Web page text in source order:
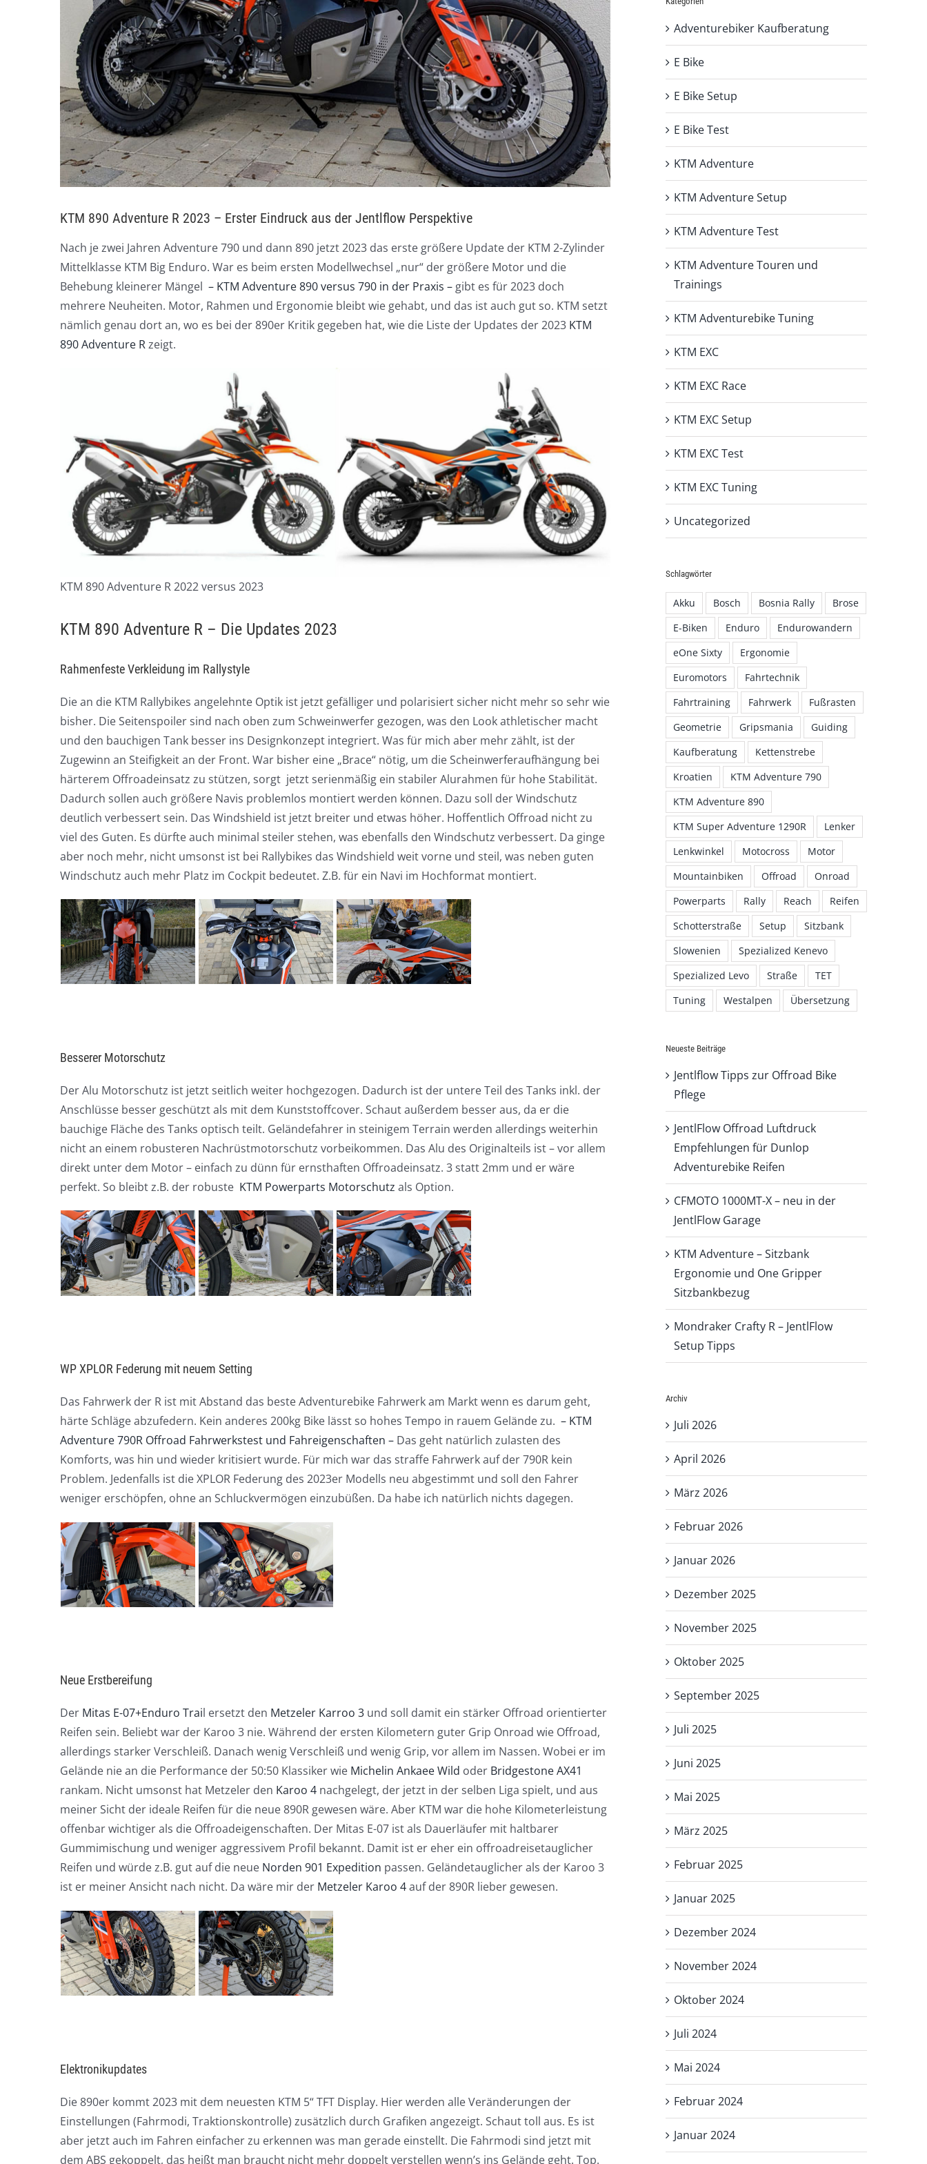
KTM 890 Adventure R 2023 – Erster Eindruck aus der Jentlflow Perspektive
Nach je zwei Jahren Adventure 790 und dann 890 jetzt 2023 das erste größere Update der KTM 2-Zylinder
Mittelklasse KTM Big Enduro. War es beim ersten Modellwechsel „nur“ der größere Motor und die
Behebung kleinerer Mängel – KTM Adventure 890 versus 790 in der Praxis – gibt es für 2023 doch
mehrere Neuheiten. Motor, Rahmen und Ergonomie bleibt wie gehabt, und das ist auch gut so. KTM setzt
nämlich genau dort an, wo es bei der 890er Kritik gegeben hat, wie die Liste der Updates der 2023 KTM
890 Adventure Rzeigt.
KTM 890 Adventure R 2022 versus 2023
KTM 890 Adventure R – Die Updates 2023
Rahmenfeste Verkleidung im Rallystyle
Die an die KTM Rallybikes angelehnte Optik ist jetzt gefälliger und polarisiert sicher nicht mehr so sehr wie
bisher. Die Seitenspoiler sind nach oben zum Schweinwerfer gezogen, was den Look athletischer macht
und den bauchigen Tank besser ins Designkonzept integriert. Was für mich aber mehr zählt, ist der
Zugewinn an Steifigkeit an der Front. War bisher eine „Brace“ nötig, um die Scheinwerferaufhängung bei
härterem Offroadeinsatz zu stützen, sorgt jetzt serienmäßig ein stabiler Alurahmen für hohe Stabilität.
Dadurch sollen auch größere Navis problemlos montiert werden können. Dazu soll der Windschutz
deutlich verbessert sein. Das Windshield ist jetzt breiter und etwas höher. Hoffentlich Offroad nicht zu
viel des Guten. Es dürfte auch minimal steiler stehen, was ebenfalls den Windschutz verbessert. Da ginge
aber noch mehr, nicht umsonst ist bei Rallybikes das Windshield weit vorne und steil, was neben guten
Windschutz auch mehr Platz im Cockpit bedeutet. Z.B. für ein Navi im Hochformat montiert.
Besserer Motorschutz
Der Alu Motorschutz ist jetzt seitlich weiter hochgezogen. Dadurch ist der untere Teil des Tanks inkl. der
Anschlüsse besser geschützt als mit dem Kunststoffcover. Schaut außerdem besser aus, da er die
bauchige Fläche des Tanks optisch teilt. Geländefahrer in steinigem Terrain werden allerdings weiterhin
nicht an einem robusteren Nachrüstmotorschutz vorbeikommen. Das Alu des Originalteils ist – vor allem
direkt unter dem Motor – einfach zu dünn für ernsthaften Offroadeinsatz. 3 statt 2mm und er wäre
perfekt. So bleibt z.B. der robuste KTM Powerparts Motorschutz als Option.
WP XPLOR Federung mit neuem Setting
Das Fahrwerk der R ist mit Abstand das beste Adventurebike Fahrwerk am Markt wenn es darum geht,
härte Schläge abzufedern. Kein anderes 200kg Bike lässt so hohes Tempo in rauem Gelände zu. – KTM
Adventure 790R Offroad Fahrwerkstest und Fahreigenschaften – Das geht natürlich zulasten des
Komforts, was hin und wieder kritisiert wurde. Für mich war das straffe Fahrwerk auf der 790R kein
Problem. Jedenfalls ist die XPLOR Federung des 2023er Modells neu abgestimmt und soll den Fahrer
weniger erschöpfen, ohne an Schluckvermögen einzubüßen. Da habe ich natürlich nichts dagegen.
Neue Erstbereifung
Der Mitas E-07+Enduro Trail ersetzt den Metzeler Karroo 3 und soll damit ein stärker Offroad orientierter
Reifen sein. Beliebt war der Karoo 3 nie. Während der ersten Kilometern guter Grip Onroad wie Offroad,
allerdings starker Verschleiß. Danach wenig Verschleiß und wenig Grip, vor allem im Nassen. Wobei er im
Gelände nie an die Performance der 50:50 Klassiker wie Michelin Ankaee Wild oder Bridgestone AX41
rankam. Nicht umsonst hat Metzeler den Karoo 4 nachgelegt, der jetzt in der selben Liga spielt, und aus
meiner Sicht der ideale Reifen für die neue 890R gewesen wäre. Aber KTM war die hohe Kilometerleistung
offenbar wichtiger als die Offroadeigenschaften. Der Mitas E-07 ist als Dauerläufer mit haltbarer
Gummimischung und weniger aggressivem Profil bekannt. Damit ist er eher ein offroadreisetauglicher
Reifen und würde z.B. gut auf die neue Norden 901 Expedition passen. Geländetauglicher als der Karoo 3
ist er meiner Ansicht nach nicht. Da wäre mir der Metzeler Karoo 4auf der 890R lieber gewesen.
Elektronikupdates
Die 890er kommt 2023 mit dem neuesten KTM 5“ TFT Display. Hier werden alle Veränderungen der
Einstellungen (Fahrmodi, Traktionskontrolle) zusätzlich durch Grafiken angezeigt. Schaut toll aus. Es ist
aber jetzt auch im Fahren einfacher zu erkennen was man gerade einstellt. Die Fahrmodi sind jetzt mit
dem ABS gekoppelt, das heißt man braucht nicht mehr doppelt verstellen wenn’s ins Gelände geht. Top.
Adventurebiker Kaufberatung
E Bike
E Bike Setup
E Bike Test
KTM Adventure
KTM Adventure Setup
KTM Adventure Test
KTM Adventure Touren und
Trainings
KTM Adventurebike Tuning
KTM EXC
KTM EXC Race
KTM EXC Setup
KTM EXC Test
KTM EXC Tuning
Uncategorized
Schlagwörter
Akku Bosch Bosnia Rally
Brose
E-Biken
Enduro
Endurowandern
eOne Sixty
Ergonomie
Euromotors
Fahrtechnik
Fahrtraining
Fahrwerk
Fußrasten
Geometrie
Gripsmania
Guiding
Kaufberatung
Kettenstrebe
Kroatien
KTM Adventure 790
KTM Adventure 890
KTM Super Adventure 1290R
Lenker
Lenkwinkel
Motocross
Motor
Mountainbiken
Offroad
Onroad
Powerparts
Rally Reach
Reifen
Schotterstraße
Setup
Sitzbank
Slowenien
Spezialized Kenevo
Spezialized Levo
Straße
TET
Tuning
Westalpen Übersetzung
Neueste Beiträge
Jentlflow Tipps zur Offroad Bike
Pflege
JentlFlow Offroad Luftdruck
Empfehlungen für Dunlop
Adventurebike Reifen
CFMOTO 1000MT-X – neu in der
JentlFlow Garage
KTM Adventure – Sitzbank
Ergonomie und One Gripper
Sitzbankbezug
Mondraker Crafty R – JentlFlow
Setup Tipps
Archiv
Juli 2026
April 2026
März 2026
Februar 2026
Januar 2026
Dezember 2025
November 2025
Oktober 2025
September 2025
Juli 2025
Juni 2025
Mai 2025
März 2025
Februar 2025
Januar 2025
Dezember 2024
November 2024
Oktober 2024
Juli 2024
Mai 2024
Februar 2024
Januar 2024